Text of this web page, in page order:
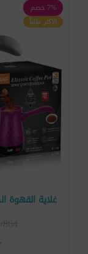
7% خصم
الاكثر طلباً
4٬864